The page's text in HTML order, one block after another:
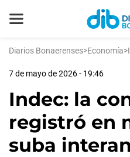
Diarios Bonaerenses>Economía>
7 de mayo de 2026 - 19:46
Indec: la
registró en
suba